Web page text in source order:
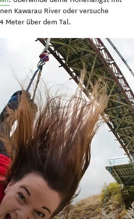
Kawarau River oder versuche
Meter über dem Tal.